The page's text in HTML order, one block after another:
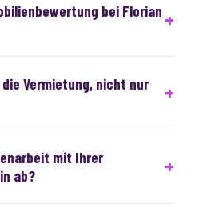
bei Florian
Vermietung, nicht nur
mit Ihrer
ab?